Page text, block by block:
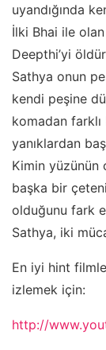
uyandığında
İlki Bhai ile olan
Deepthi’yi
Sathya onun
kendi peşine
komadan farklı
yanıklardan
Kimin yüzünün
başka bir
olduğunu fark
Sathya, iki
En iyi hint
izlemek için:
http://